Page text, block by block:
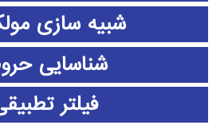
شبیه سازی
شناسایی
فیلتر